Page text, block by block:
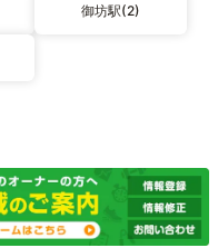
御坊駅(2)